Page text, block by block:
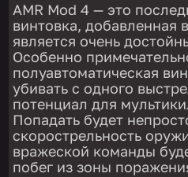
AMR Mod 4 — это
винтовка, добавленная
является очень
Особенно
полуавтоматическая
убивать с одного
потенциал для
Попадать будет
скорострельность
вражеской команды
побег из зоны